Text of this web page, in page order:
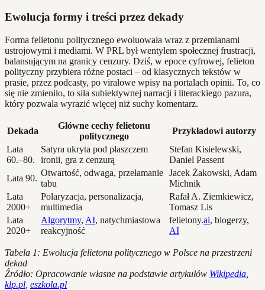
Ewolucja formy i treści przez dekady
Forma felietonu politycznego ewoluowała wraz z przemianami
ustrojowymi i mediami. W PRL był wentylem społecznej frustracji,
balansującym na granicy cenzury. Dziś, w epoce cyfrowej, felieton
polityczny przybiera różne postaci – od klasycznych tekstów w
prasie, przez podcasty, po viralowe wpisy na portalach opinii. To, co
się nie zmieniło, to siła subiektywnej narracji i literackiego pazura,
który pozwala wyrazić więcej niż suchy komentarz.
Dekada
Główne cechy felietonu
politycznego
Przykładowi autorzy
Lata
60.–80.
Satyra ukryta pod płaszczem
ironii, gra z cenzurą
Stefan Kisielewski,
Daniel Passent
Lata 90.
Otwartość, odwaga, przełamanie
tabu
Jacek Żakowski, Adam
Michnik
Lata
2000+
Polaryzacja, personalizacja,
multimedia
Rafał A. Ziemkiewicz,
Tomasz Lis
Lata
2020+
Algorytmy, AI, natychmiastowa
reakcyjność
felietony.ai, blogerzy,
AI
Tabela 1: Ewolucja felietonu politycznego w Polsce na przestrzeni
dekad
Źródło: Opracowanie własne na podstawie artykułów Wikipedia
klp.pl eszkola.pl